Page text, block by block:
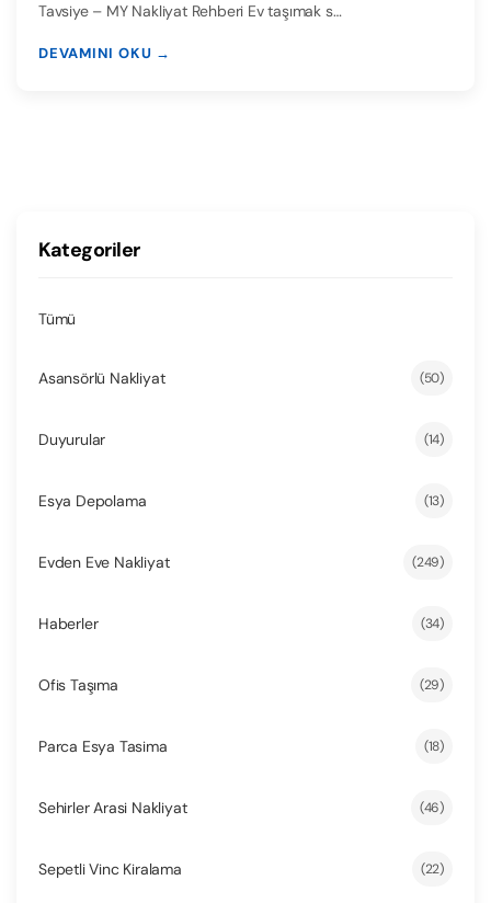
Tavsiye – MY Nakliyat Rehberi Ev taşımak s…
DEVAMINI OKU →
Kategoriler
Tümü
Asansörlü Nakliyat (50)
Duyurular (14)
Esya Depolama (13)
Evden Eve Nakliyat (249)
Haberler (34)
Ofis Taşıma (29)
Parca Esya Tasima (18)
Sehirler Arasi Nakliyat (46)
Sepetli Vinc Kiralama (22)